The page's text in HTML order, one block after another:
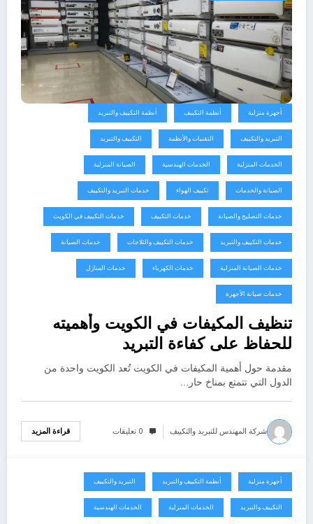
أجهزة منزلية أنظمة التكييف أنظمة التكييف والتبريد
التبريد والتكييف التقنيات والأنظمة التكييف والتبريد
الخدمات المنزلية الخدمات الهندسية الصيانة المنزلية
الصيانة والخدمات تكييف الهواء خدمات التبريد والتكييف
خدمات التصليح والصيانة خدمات التكييف خدمات التكييف في الكويت
خدمات التكييف والتبريد خدمات التكييف والثلاجات خدمات الصيانة
خدمات الصيانة المنزلية خدمات الكهرباء خدمات المنازل
خدمات صيانة الأجهزة
تنظيف المكيفات في الكويت وأهميته
للحفاظ على كفاءة التبريد
مقدمة حول أهمية المكيفات في الكويت تُعد الكويت واحدة من
الدول التي تتمتع بمناخ حار…
شركة المهندس للتبريد والتكييف 0 تعليقات قراءة المزيد
يوليو 31, 2026
أجهزة منزلية أنظمة التكييف والتبريد التبريد والتكييف
التكييف والتبريد الخدمات المنزلية الخدمات الهندسية